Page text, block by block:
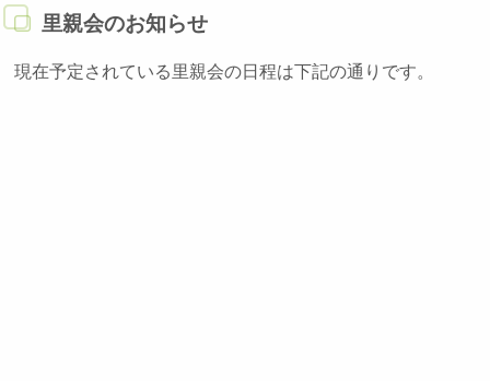
里親会のお知らせ
現在予定されている里親会の日程は下記の通りです。